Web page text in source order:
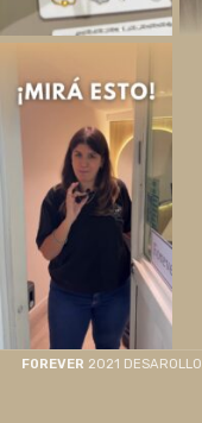
F0REVER 2021 DESAROLLO